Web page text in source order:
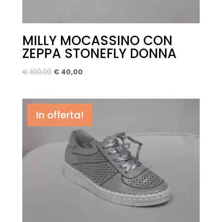
MILLY MOCASSINO CON
ZEPPA STONEFLY DONNA
€100,00 Il
era:
€ 100,00.
€40,00Il
è:
€ 40,00.
In offerta!